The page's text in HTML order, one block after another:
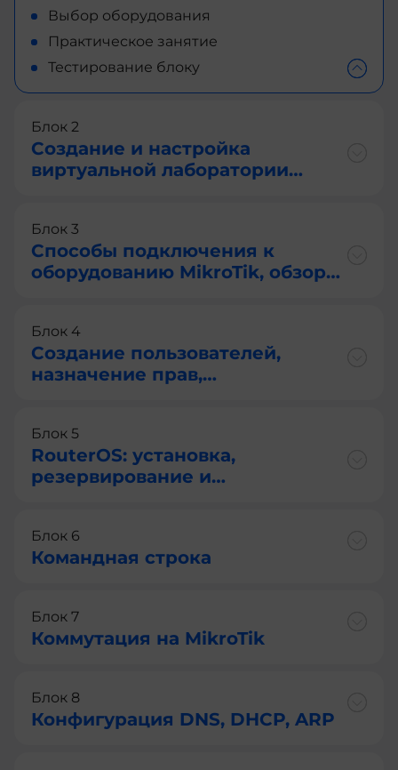
Выбор оборудования
Практическое занятие
Тестирование блоку
Блок 2
Создание и настройка
виртуальной лаборатории
Блок 3
Способы подключения к
оборудованию MikroTik, обзор
Блок 4
Создание пользователей,
назначение прав,
Блок 5
RouterOS: установка,
резервирование и
Блок 6
Командная строка
Блок 7
Коммутация на MikroTik
Блок 8
Конфигурация DNS, DHCP, ARP